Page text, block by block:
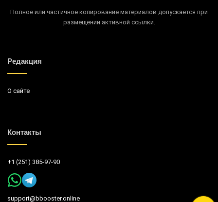
Полное или частичное копирование материалов допускается при
размещении активной ссылки.
Редакция
О сайте
Контакты
+1 (251) 385-97-90
support@bbooster.online